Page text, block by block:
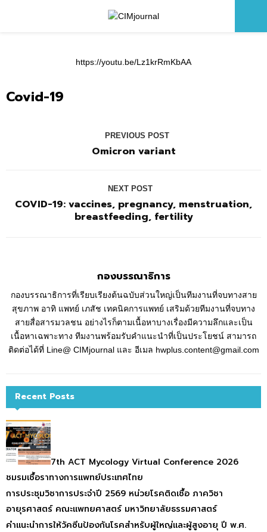
https://youtu.be/Lz1krRmKbAA
Covid-19
PREVIOUS POST
Omicron variant
NEXT POST
COVID-19: vaccines, pregnancy, menstruation,
breastfeeding, fertility
กองบรรณาธิการ
กองบรรณาธิการที่เรียบเรียงต้นฉบับส่วนใหญ่เป็นทีมงานที่จบทางสาย
สุขภาพ อาทิ แพทย์ เภสัช เทคนิคการแพทย์ เสริมด้วยทีมงานที่จบทาง
สายสื่อสารมวลชน อย่างไรก็ตามเนื้อหาบางเรื่องมีความลึกและเป็น
เนื้อหาเฉพาะทาง ทีมงานพร้อมรับคำแนะนำที่เป็นประโยชน์ สามารถ
ติดต่อได้ที่ Line@ CIMjournal และ อีเมล hwplus.content@gmail.com
Recent Posts
7th ACT Mycology Virtual Conference 2026
ชมรมเชื้อราทางการแพทย์ประเทศไทย
การประชุมวิชาการประจำปี 2569 หน่วยโรคติดเชื้อ ภาควิชา
อายุรศาสตร์ คณะแพทยศาสตร์ มหาวิทยาลัยธรรมศาสตร์
คำแนะนำการให้วัคซีนป้องกันโรคสำหรับผู้ใหญ่และผู้สูงอายุ ปี พ.ศ.